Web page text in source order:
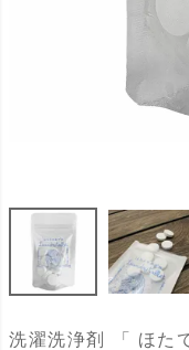
洗濯洗浄剤 「 ほた